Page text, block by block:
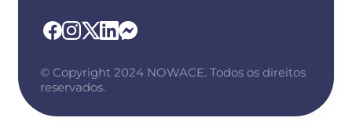
© Copyright 2024 NOWACE. Todos os direitos
reservados.